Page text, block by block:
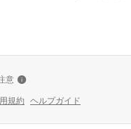
意
規約 ヘルプガイド